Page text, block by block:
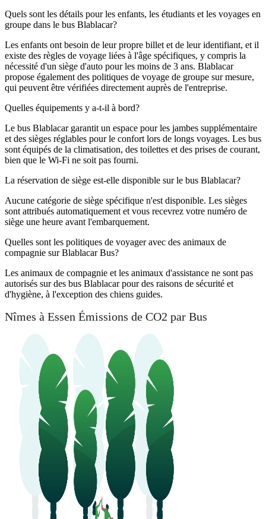
Quels sont les détails pour les enfants, les étudiants et les voyages en
groupe dans le bus Blablacar?
Les enfants ont besoin de leur propre billet et de leur identifiant, et il
existe des règles de voyage liées à l'âge spécifiques, y compris la
nécessité d'un siège d'auto pour les moins de 3 ans. Blablacar
propose également des politiques de voyage de groupe sur mesure,
qui peuvent être vérifiées directement auprès de l'entreprise.
Quelles équipements y a-t-il à bord?
Le bus Blablacar garantit un espace pour les jambes supplémentaire
et des sièges réglables pour le confort lors de longs voyages. Les bus
sont équipés de la climatisation, des toilettes et des prises de courant,
bien que le Wi-Fi ne soit pas fourni.
La réservation de siège est-elle disponible sur le bus Blablacar?
Aucune catégorie de siège spécifique n'est disponible. Les sièges
sont attribués automatiquement et vous recevrez votre numéro de
siège une heure avant l'embarquement.
Quelles sont les politiques de voyager avec des animaux de
compagnie sur Blablacar Bus?
Les animaux de compagnie et les animaux d'assistance ne sont pas
autorisés sur des bus Blablacar pour des raisons de sécurité et
d'hygiène, à l'exception des chiens guides.
Nîmes à Essen Émissions de CO2 par Bus